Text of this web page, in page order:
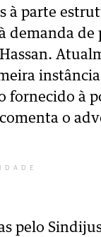
à parte
de
fornecido à
o
pelo